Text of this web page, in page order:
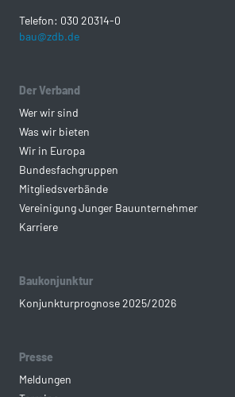
Telefon: 030 20314-0
bau@zdb.de
Der Verband
Wer wir sind
Was wir bieten
Wir in Europa
Bundesfachgruppen
Mitgliedsverbände
Vereinigung Junger Bauunternehmer
Karriere
Baukonjunktur
Konjunkturprognose 2025/2026
Presse
Meldungen